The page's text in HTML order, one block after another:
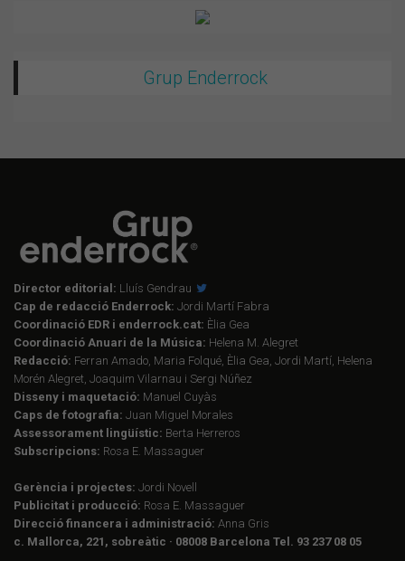
Grup Enderrock
Director editorial: Lluís Gendrau
Cap de redacció Enderrock: Jordi Martí Fabra
Coordinació EDR i enderrock.cat: Èlia Gea
Coordinació Anuari de la Música: Helena M. Alegret
Redacció: Ferran Amado, Maria Folqué, Èlia Gea, Jordi Martí, Helena
Morén Alegret, Joaquim Vilarnau i Sergi Núñez
Disseny i maquetació: Manuel Cuyàs
Caps de fotografia: Juan Miguel Morales
Assessorament lingüístic: Berta Herreros
Subscripcions: Rosa E. Massaguer
Gerència i projectes: Jordi Novell
Publicitat i producció: Rosa E. Massaguer
Direcció financera i administració: Anna Gris
c. Mallorca, 221, sobreàtic · 08008 Barcelona Tel. 93 237 08 05